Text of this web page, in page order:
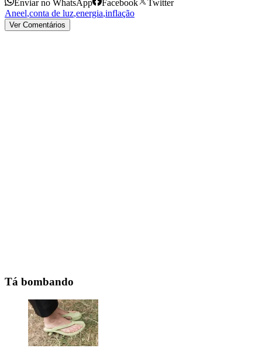
Enviar no WhatsApp Facebook
Twitter
Aneel,conta de luz,energia,inflação
Ver Comentários
Tá bombando